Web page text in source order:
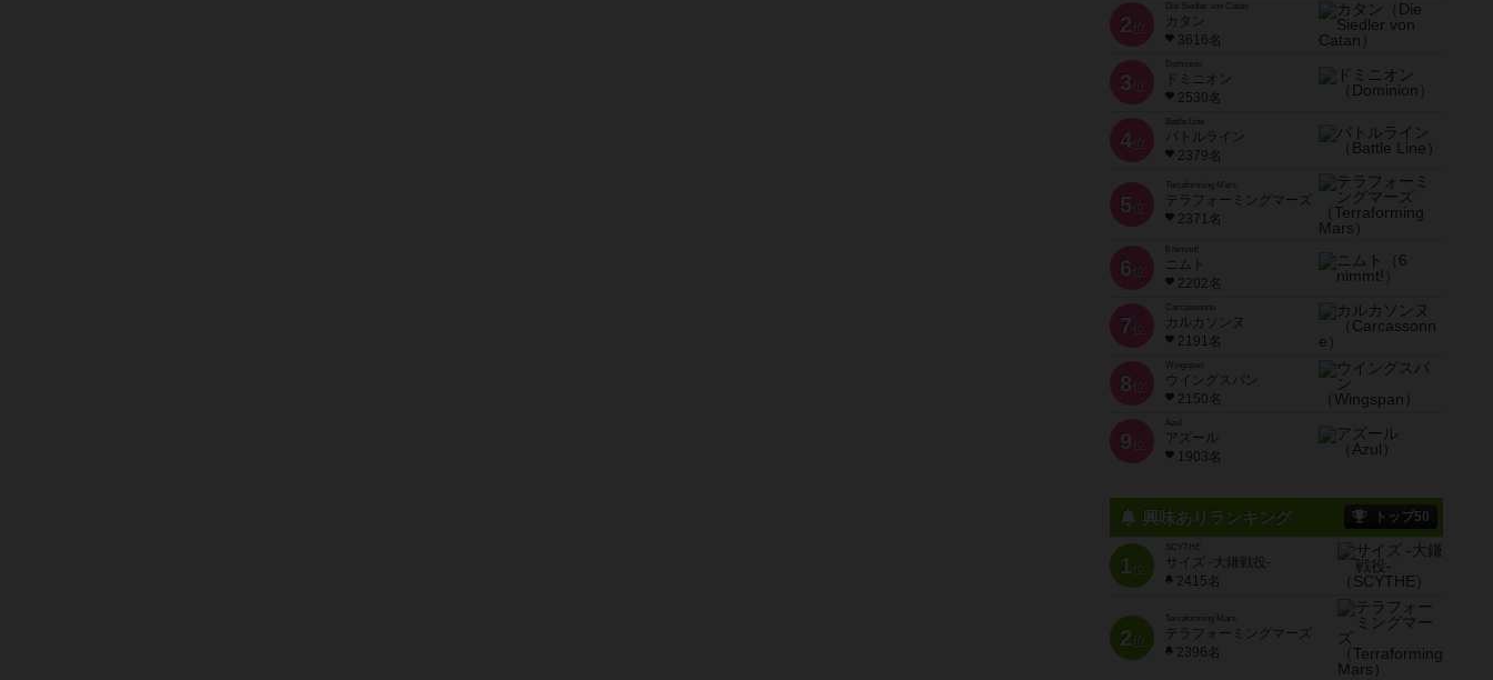
2 位
Die Siedler von Catan
カタン
3616名
3 位
ドミニオン
2530名
4位
Battle Line
バトルライン
2379名
5 位
Terraforming Mars
テラフォーミングマーズ
2371名
6 位
ニムト
2202名
7 位
Carcassonne
カルカソンヌ
2191名
8 位
Wingspan
ウイングスパン
2150名
9 位
Azul
アズール
1903名
興味ありランキング トップ50
1位
SCYTHE
サイズ -大鎌戦役-
2415名
2位
Terraforming Mars
テラフォーミングマーズ
2396名